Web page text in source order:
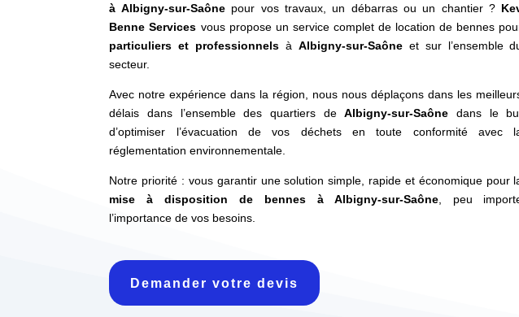
à Albigny-sur-Saônepour vos travaux, un débarras ou un chantier ?
Benne Services vous propose un service complet de location de bennes
particuliers et professionnels à Albigny-sur-Saôneet sur l’ensemble
secteur.
Avec notre expérience dans la région, nous nous déplaçons dans les
délais dans l’ensemble des quartiers deAlbigny-sur-Saône dans le
d’optimiser l’évacuation de vos déchets en toute conformité avec
réglementation environnementale.
Notre priorité : vous garantir une solution simple, rapide et économique pour
mise à disposition de bennes à Albigny-sur-Saône, peu
l’importance de vos besoins.
Demander votre devis